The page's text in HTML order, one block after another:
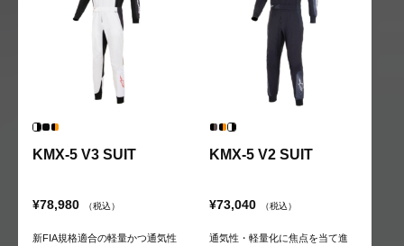
KMX-5 V3 SUIT
¥78,980 （税込）
新FIA規格適合の軽量かつ通気性
KMX-5 V2 SUIT
¥73,040 （税込）
通気性・軽量化に焦点を当て進